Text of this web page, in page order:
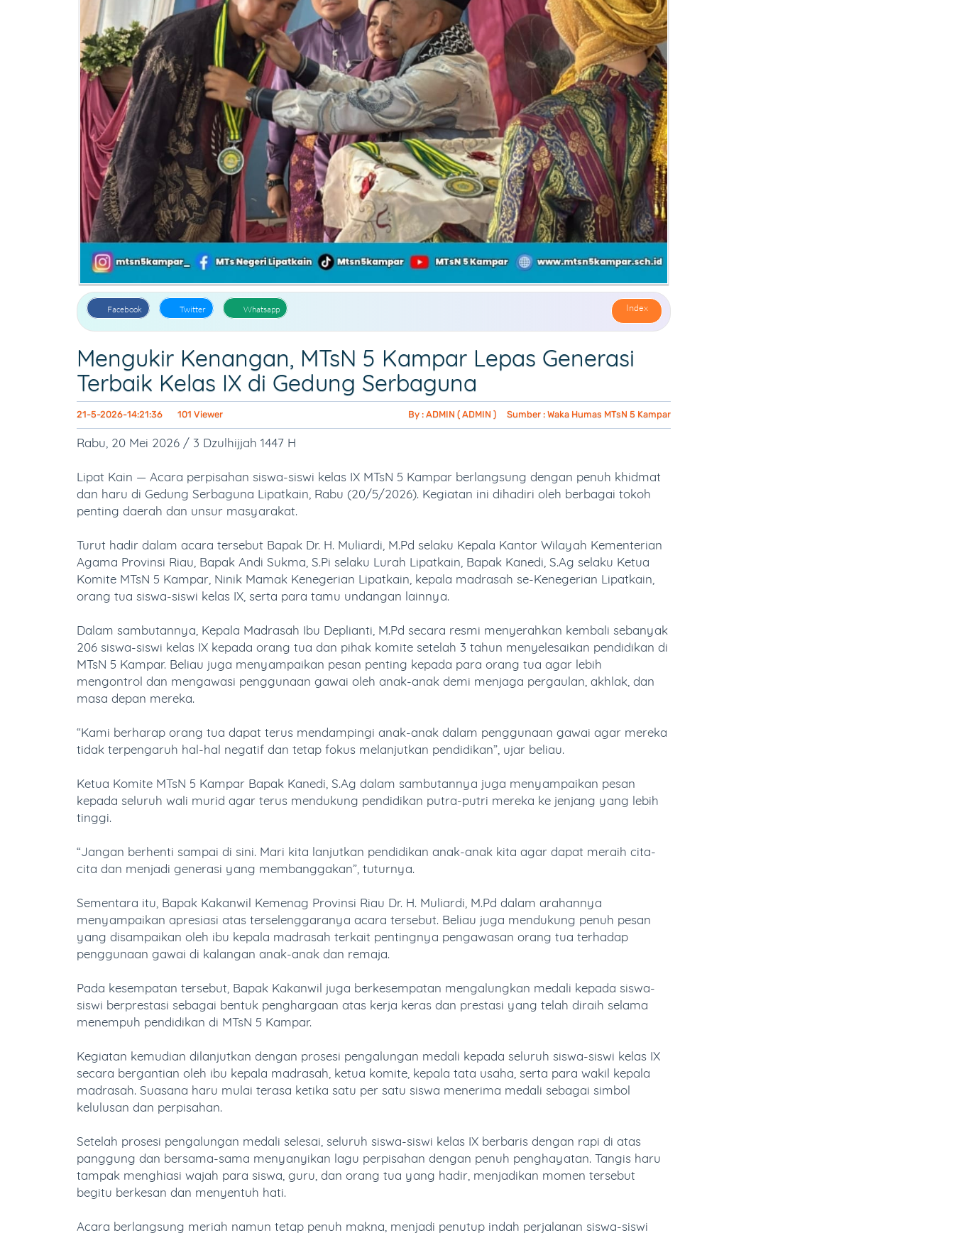
Facebook Twitter Whatsapp Index
Mengukir Kenangan, MTsN 5 Kampar Lepas Generasi
Terbaik Kelas IX di Gedung Serbaguna
21-5-2026-14:21:36 101 Viewer By : ADMIN ( ADMIN ) Sumber : Waka Humas MTsN 5 Kampar
Rabu, 20 Mei 2026 / 3 Dzulhijjah 1447 H
Lipat Kain — Acara perpisahan siswa-siswi kelas IX MTsN 5 Kampar berlangsung dengan penuh khidmat
dan haru di Gedung Serbaguna Lipatkain, Rabu (20/5/2026). Kegiatan ini dihadiri oleh berbagai tokoh
penting daerah dan unsur masyarakat.
Turut hadir dalam acara tersebut Bapak Dr. H. Muliardi, M.Pd selaku Kepala Kantor Wilayah Kementerian
Agama Provinsi Riau, Bapak Andi Sukma, S.Pi selaku Lurah Lipatkain, Bapak Kanedi, S.Ag selaku Ketua
Komite MTsN 5 Kampar, Ninik Mamak Kenegerian Lipatkain, kepala madrasah se-Kenegerian Lipatkain,
orang tua siswa-siswi kelas IX, serta para tamu undangan lainnya.
Dalam sambutannya, Kepala Madrasah Ibu Deplianti, M.Pd secara resmi menyerahkan kembali sebanyak
206 siswa-siswi kelas IX kepada orang tua dan pihak komite setelah 3 tahun menyelesaikan pendidikan di
MTsN 5 Kampar. Beliau juga menyampaikan pesan penting kepada para orang tua agar lebih
mengontrol dan mengawasi penggunaan gawai oleh anak-anak demi menjaga pergaulan, akhlak, dan
masa depan mereka.
“Kami berharap orang tua dapat terus mendampingi anak-anak dalam penggunaan gawai agar mereka
tidak terpengaruh hal-hal negatif dan tetap fokus melanjutkan pendidikan”, ujar beliau.
Ketua Komite MTsN 5 Kampar Bapak Kanedi, S.Ag dalam sambutannya juga menyampaikan pesan
kepada seluruh wali murid agar terus mendukung pendidikan putra-putri mereka ke jenjang yang lebih
tinggi.
“Jangan berhenti sampai di sini. Mari kita lanjutkan pendidikan anak-anak kita agar dapat meraih cita-
cita dan menjadi generasi yang membanggakan”, tuturnya.
Sementara itu, Bapak Kakanwil Kemenag Provinsi Riau Dr. H. Muliardi, M.Pd dalam arahannya
menyampaikan apresiasi atas terselenggaranya acara tersebut. Beliau juga mendukung penuh pesan
yang disampaikan oleh ibu kepala madrasah terkait pentingnya pengawasan orang tua terhadap
penggunaan gawai di kalangan anak-anak dan remaja.
Pada kesempatan tersebut, Bapak Kakanwil juga berkesempatan mengalungkan medali kepada siswa-
siswi berprestasi sebagai bentuk penghargaan atas kerja keras dan prestasi yang telah diraih selama
menempuh pendidikan di MTsN 5 Kampar.
Kegiatan kemudian dilanjutkan dengan prosesi pengalungan medali kepada seluruh siswa-siswi kelas IX
secara bergantian oleh ibu kepala madrasah, ketua komite, kepala tata usaha, serta para wakil kepala
madrasah. Suasana haru mulai terasa ketika satu per satu siswa menerima medali sebagai simbol
kelulusan dan perpisahan.
Setelah prosesi pengalungan medali selesai, seluruh siswa-siswi kelas IX berbaris dengan rapi di atas
panggung dan bersama-sama menyanyikan lagu perpisahan dengan penuh penghayatan. Tangis haru
tampak menghiasi wajah para siswa, guru, dan orang tua yang hadir, menjadikan momen tersebut
begitu berkesan dan menyentuh hati.
Acara berlangsung meriah namun tetap penuh makna, menjadi penutup indah perjalanan siswa-siswi